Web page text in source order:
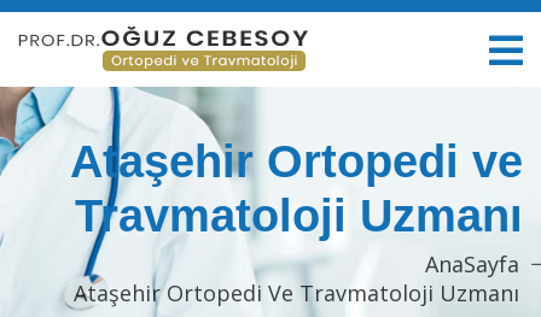
Ataşehir Ortopedi ve
Travmatoloji Uzmanı
AnaSayfa
Ataşehir Ortopedi Ve Travmatoloji Uzmanı